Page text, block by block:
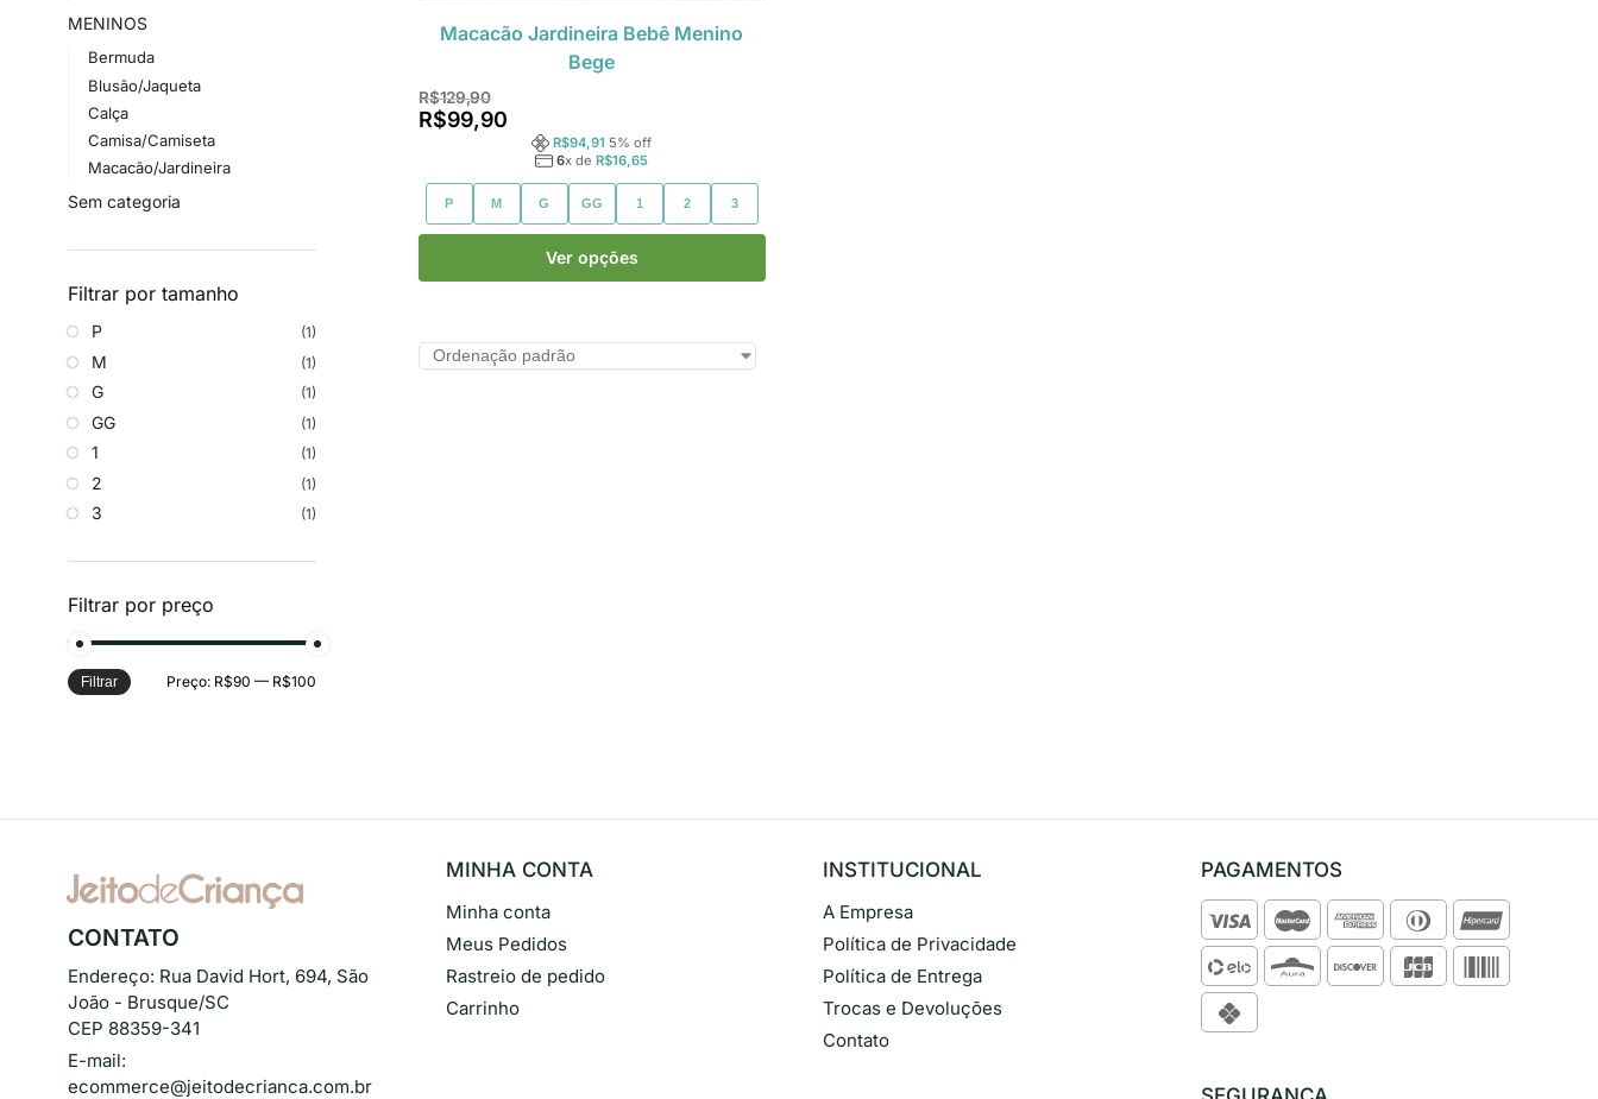
Macacão Jardineira Bebê Menino
Bege
R$129,90
R$99,90
R$94,91 5% off
6x deR$16,65
P M G GG 1 2 3
Ver opções
MENINOS
Bermuda
Blusão/Jaqueta
Calça
Camisa/Camiseta
Macacão/Jardineira
Sem categoria
Filtrar por tamanho
P (1)
M (1)
G (1)
GG (1)
1 (1)
2 (1)
3 (1)
Filtrar por preço
Filtrar Preço: R$90 — R$100
CONTATO
Endereço: Rua David Hort, 694, São
João - Brusque/SC
CEP 88359-341
E-mail:
ecommerce@jeitodecrianca.com.br
MINHA CONTA
Minha conta
Meus Pedidos
Rastreio de pedido
Carrinho
INSTITUCIONAL
A Empresa
Política de Privacidade
Política de Entrega
Trocas e Devoluções
Contato
PAGAMENTOS